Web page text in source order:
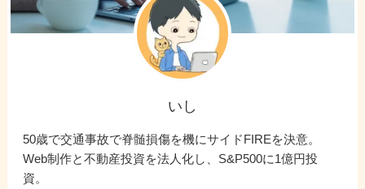
いし
50歳で交通事故で脊髄損傷を機にサイドFIREを決意。
Web制作と不動産投資を法人化し、S&P500に1億円投
資。